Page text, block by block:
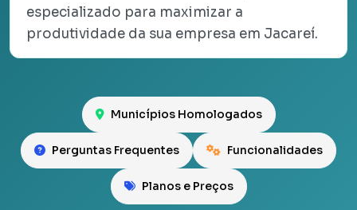
especializado para maximizar a
produtividade da sua empresa em Jacareí.
Municípios Homologados
Perguntas Frequentes Funcionalidades
Planos e Preços